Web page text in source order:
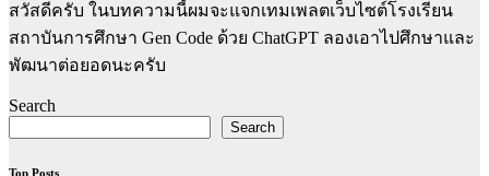
สวัสดีครับ ในบทความนี้ผมจะแจกเทมเพลตเว็บไซต์โรงเรียน
สถาบันการศึกษา Gen Code ด้วย ChatGPT ลองเอาไปศึกษาและ
พัฒนาต่อยอดนะครับ
Search
Search
Top Posts